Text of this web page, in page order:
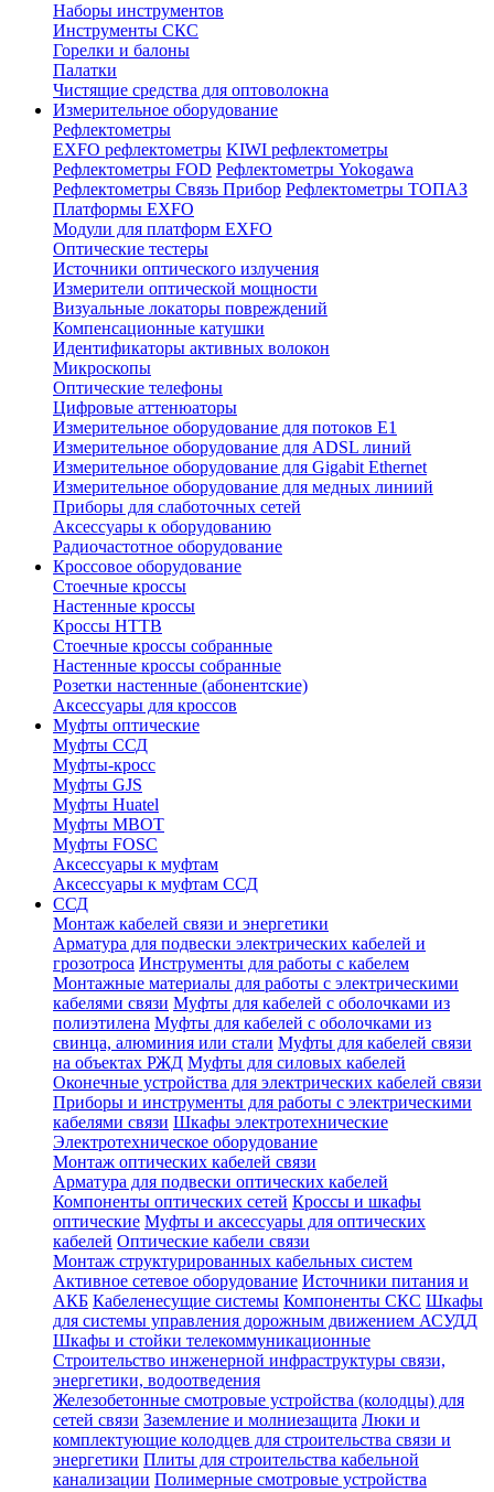
Наборы инструментов
Инструменты СКС
Горелки и балоны
Палатки
Чистящие средства для оптоволокна
Измерительное оборудование
Рефлектометры
EXFO рефлектометры KIWI рефлектометры
Рефлектометры FOD Рефлектометры Yokogawa
Рефлектометры Связь Прибор Рефлектометры ТОПАЗ
Платформы EXFO
Модули для платформ EXFO
Оптические тестеры
Источники оптического излучения
Измерители оптической мощности
Визуальные локаторы повреждений
Компенсационные катушки
Идентификаторы активных волокон
Микроскопы
Оптические телефоны
Цифровые аттенюаторы
Измерительное оборудование для потоков Е1
Измерительное оборудование для ADSL линий
Измерительное оборудование для Gigabit Ethernet
Измерительное оборудование для медных линиий
Приборы для слаботочных сетей
Аксессуары к оборудованию
Радиочастотное оборудование
Кроссовое оборудование
Стоечные кроссы
Настенные кроссы
Кроссы HTTB
Стоечные кроссы собранные
Настенные кроссы собранные
Розетки настенные (абонентские)
Аксессуары для кроссов
Муфты оптические
Муфты ССД
Муфты-кросс
Муфты GJS
Муфты Huatel
Муфты МВОТ
Муфты FOSC
Аксессуары к муфтам
Аксессуары к муфтам ССД
ССД
Монтаж кабелей связи и энергетики
Арматура для подвески электрических кабелей и
грозотроса Инструменты для работы с кабелем
Монтажные материалы для работы с электрическими
кабелями связи Муфты для кабелей с оболочками из
полиэтилена Муфты для кабелей с оболочками из
свинца, алюминия или стали Муфты для кабелей связи
на объектах РЖД Муфты для силовых кабелей
Оконечные устройства для электрических кабелей связи
Приборы и инструменты для работы с электрическими
кабелями связи Шкафы электротехнические
Электротехническое оборудование
Монтаж оптических кабелей связи
Арматура для подвески оптических кабелей
Компоненты оптических сетей Кроссы и шкафы
оптические Муфты и аксессуары для оптических
кабелей Оптические кабели связи
Монтаж структурированных кабельных систем
Активное сетевое оборудование Источники питания и
АКБ Кабеленесущие системы Компоненты СКС Шкафы
для системы управления дорожным движением АСУДД
Шкафы и стойки телекоммуникационные
Строительство инженерной инфраструктуры связи,
энергетики, водоотведения
Железобетонные смотровые устройства (колодцы) для
сетей связи Заземление и молниезащита Люки и
комплектующие колодцев для строительства связи и
энергетики Плиты для строительства кабельной
канализации Полимерные смотровые устройства